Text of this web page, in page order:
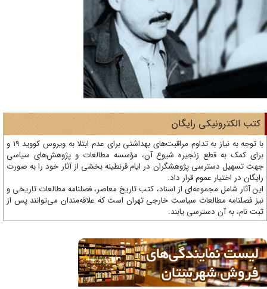
الکترونیکی رایگان
با توجه به نیاز به تداوم مراقبت‌های بهداشتی برای عدم ابتلا به ویروس کووید 19 و
کمک به قطع زنجیره شیوع آن، مؤسسه مطالعات و پژوهش‌های سیاسی
تسهیل دسترسی پژوهشگران در ایام قرنطینه بخشی از آثار خود را به صورت
در اختیار عموم قرار داد.
آثار شامل مجموعه‌ای از اسناد، کتب تاریخ معاصر، فصلنامه‌ مطالعات تاریخی و
فصلنامه مطالعات سیاست خارجی تهران است که علاقه‌مندان می‌توانند پس از
نام، به آن دسترسی یابند.